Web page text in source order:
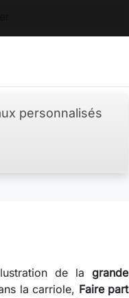
personnalisés
de la grande
la carriole, Faire part